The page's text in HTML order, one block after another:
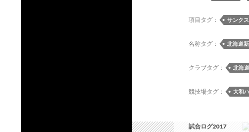
項目タグ： サンク
名称タグ： 北海道
クラブタグ： 北海
競技場タグ： 大和
試合ログ2017